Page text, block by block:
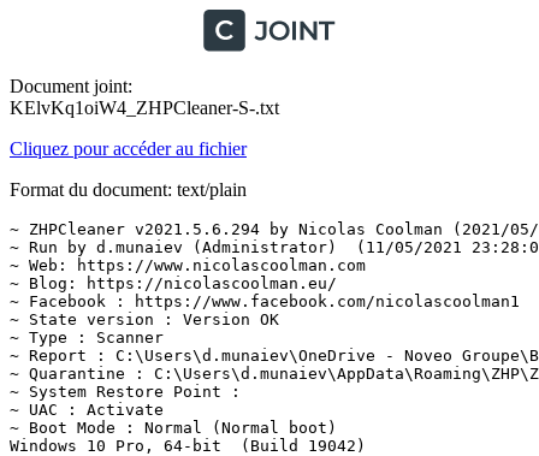
Document joint:
KElvKq1oiW4_ZHPCleaner-S-.txt
Cliquez pour accéder au fichier
Format du document: text/plain
~ ZHPCleaner v2021.5.6.294 by Nicolas Coolman (2021/
~ Run by d.munaiev (Administrator)  (11/05/2021
~ Web: https://www.nicolascoolman.com
~ Blog: https://nicolascoolman.eu/
~ Facebook : https://www.facebook.com/nicolascoolman1
~ State version : Version OK
~ Type : Scanner
~ Report : C:\Users\d.munaiev\OneDrive - Noveo
~ Quarantine :
~ System Restore Point :
~ UAC : Activate
~ Boot Mode : Normal (Normal boot)
Windows 10 Pro, 64-bit  (Build 19042)